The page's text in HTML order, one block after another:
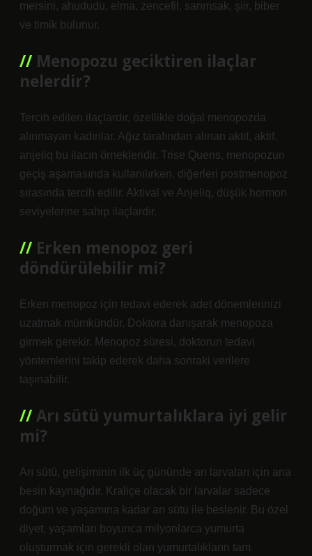
mersini, ahududu, elma, zencefil, sarımsak, şiir, biber
ve timik bulunur.
Menopozu geciktiren ilaçlar
nelerdir?
Tercih edilen ilaçlardır, özellikle doğal menopozda
alınmayan kadınlar. Ağız tarafından alınan aktif, aktif,
anjeliq bu ilacın örnekleridir. Trise Quens, menopozun
geçiş aşamasında kullanılırken, diğerleri postmenopoz
sırasında tercih edilir. Aktival ve Anjeliq, düşük hormon
seviyelerine sahip ilaçlardır.
Erken menopoz geri
döndürülebilir mi?
Erken menopoz için tedavi ederek adet dönemlerinizi
uzatmak mümkündür. Doktora danışarak menopoza
girmek gerekir. Menopoz süresi, doktorun tedavi
yöntemlerini takip ederek daha sonraki verilere
taşınabilir.
Arı sütü yumurtalıklara iyi gelir
mi?
Arı sütü, gelişiminin ilk üç gününde arı larvaları için ana
besin kaynağıdır. Kraliçe olacak bir larvalar sadece
doğum ve yaşamına kadar arı sütü ile beslenir. Bu özel
diyet, yaşamları boyunca milyonlarca yumurta
oluşturmak için gerekli olan yumurtalıkların tam